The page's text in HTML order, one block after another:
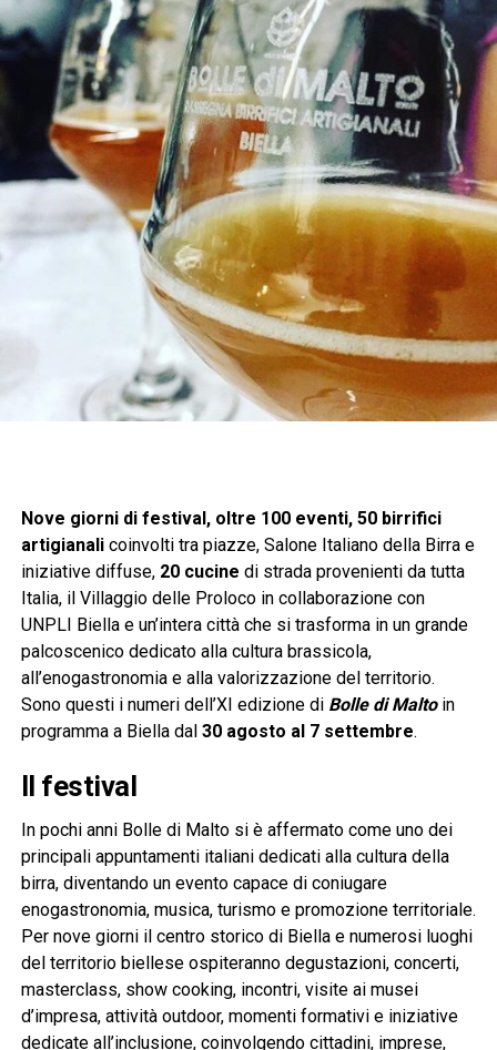
Nove giorni di festival, oltre 100 eventi, 50 birrifici
artigianalicoinvolti tra piazze, Salone Italiano della Birra e
iniziative diffuse,20 cucine di strada provenienti da tutta
Italia, il Villaggio delle Proloco in collaborazione con
UNPLI Biella e un’intera città che si trasforma in un grande
palcoscenico dedicato alla cultura brassicola,
all’enogastronomia e alla valorizzazione del territorio.
Sono questi i numeri dell’XI edizione di Bolle di Maltoin
programma a Biella dal 30 agosto al 7 settembre.
Il festival
In pochi anni Bolle di Malto si è affermato come uno dei
principali appuntamenti italiani dedicati alla cultura della
birra, diventando un evento capace di coniugare
enogastronomia, musica, turismo e promozione territoriale.
Per nove giorni il centro storico di Biella e numerosi luoghi
del territorio biellese ospiteranno degustazioni, concerti,
masterclass, show cooking, incontri, visite ai musei
d’impresa, attività outdoor, momenti formativi e iniziative
dedicate all’inclusione, coinvolgendo cittadini, imprese,